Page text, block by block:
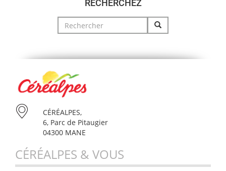
RECHERCHEZ
Search
for:
CÉRÉALPES,
6, Parc de Pitaugier
04300 MANE
CÉRÉALPES & VOUS